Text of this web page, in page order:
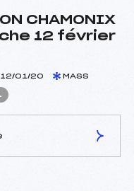
CHAMONIX
12 février
12/01/20 MASS